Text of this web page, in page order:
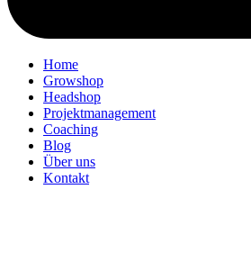
Home
Growshop
Headshop
Projektmanagement
Coaching
Blog
Über uns
Kontakt